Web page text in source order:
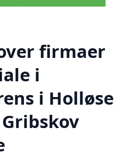
firmaer
i
i Holløse